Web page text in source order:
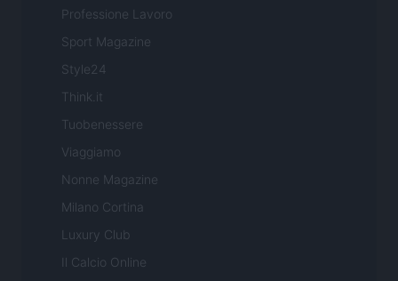
Professione Lavoro
Sport Magazine
Style24
Think.it
Tuobenessere
Viaggiamo
Nonne Magazine
Milano Cortina
Luxury Club
Il Calcio Online